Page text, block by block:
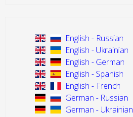
English - Russian
English - Ukrainian
English - German
English - Spanish
English - French
German - Russian
German - Ukrainian